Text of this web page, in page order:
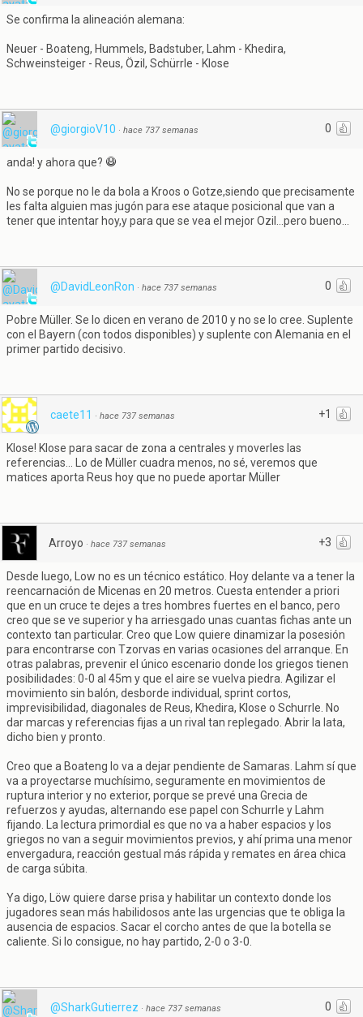
Se confirma la alineación alemana:
Neuer - Boateng, Hummels, Badstuber, Lahm - Khedira,
Schweinsteiger - Reus, Özil, Schürrle - Klose
0
@giorgioV10 · hace 737 semanas
anda! y ahora que?
No se porque no le da bola a Kroos o Gotze,siendo que precisamente
les falta alguien mas jugón para ese ataque posicional que van a
tener que intentar hoy,y para que se vea el mejor Ozil...pero bueno...
0
@DavidLeonRon · hace 737 semanas
Pobre Müller. Se lo dicen en verano de 2010 y no se lo cree. Suplente
con el Bayern (con todos disponibles) y suplente con Alemania en el
primer partido decisivo.
+1
caete11 · hace 737 semanas
Klose! Klose para sacar de zona a centrales y moverles las
referencias... Lo de Müller cuadra menos, no sé, veremos que
matices aporta Reus hoy que no puede aportar Müller
+3
Arroyo · hace 737 semanas
Desde luego, Low no es un técnico estático. Hoy delante va a tener la
reencarnación de Micenas en 20 metros. Cuesta entender a priori
que en un cruce te dejes a tres hombres fuertes en el banco, pero
creo que se ve superior y ha arriesgado unas cuantas fichas ante un
contexto tan particular. Creo que Low quiere dinamizar la posesión
para encontrarse con Tzorvas en varias ocasiones del arranque. En
otras palabras, prevenir el único escenario donde los griegos tienen
posibilidades: 0-0 al 45m y que el aire se vuelva piedra. Agilizar el
movimiento sin balón, desborde individual, sprint cortos,
imprevisibilidad, diagonales de Reus, Khedira, Klose o Schurrle. No
dar marcas y referencias fijas a un rival tan replegado. Abrir la lata,
dicho bien y pronto.
Creo que a Boateng lo va a dejar pendiente de Samaras. Lahm sí que
va a proyectarse muchísimo, seguramente en movimientos de
ruptura interior y no exterior, porque se prevé una Grecia de
refuerzos y ayudas, alternando ese papel con Schurrle y Lahm
fijando. La lectura primordial es que no va a haber espacios y los
griegos no van a seguir movimientos previos, y ahí prima una menor
envergadura, reacción gestual más rápida y remates en área chica
de carga súbita.
Ya digo, Löw quiere darse prisa y habilitar un contexto donde los
jugadores sean más habilidosos ante las urgencias que te obliga la
ausencia de espacios. Sacar el corcho antes de que la botella se
caliente. Si lo consigue, no hay partido, 2-0 o 3-0.
0
@SharkGutierrez · hace 737 semanas